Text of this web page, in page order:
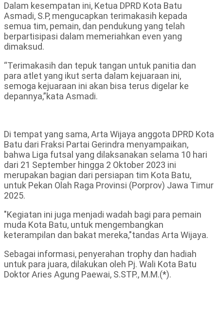
Dalam kesempatan ini, Ketua DPRD Kota Batu
Asmadi, S.P, mengucapkan terimakasih kepada
semua tim, pemain, dan pendukung yang telah
berpartisipasi dalam memeriahkan even yang
dimaksud.
“Terimakasih dan tepuk tangan untuk panitia dan
para atlet yang ikut serta dalam kejuaraan ini,
semoga kejuaraan ini akan bisa terus digelar ke
depannya,”kata Asmadi.
Di tempat yang sama, Arta Wijaya anggota DPRD Kota
Batu dari Fraksi Partai Gerindra menyampaikan,
bahwa Liga futsal yang dilaksanakan selama 10 hari
dari 21 September hingga 2 Oktober 2023 ini
merupakan bagian dari persiapan tim Kota Batu,
untuk Pekan Olah Raga Provinsi (Porprov) Jawa Timur
2025.
"Kegiatan ini juga menjadi wadah bagi para pemain
muda Kota Batu, untuk mengembangkan
keterampilan dan bakat mereka,"tandas Arta Wijaya.
Sebagai informasi, penyerahan trophy dan hadiah
untuk para juara, dilakukan oleh Pj. Wali Kota Batu
Doktor Aries Agung Paewai, S.STP., M.M.(*).